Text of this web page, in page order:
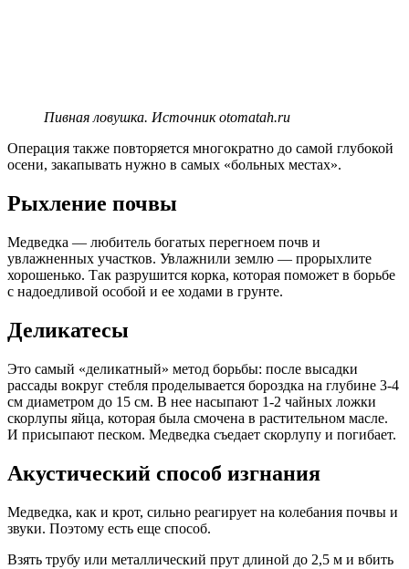
Пивная ловушка. Источник otomatah.ru
Операция также повторяется многократно до самой глубокой
осени, закапывать нужно в самых «больных местах».
Рыхление почвы
Медведка — любитель богатых перегноем почв и
увлажненных участков. Увлажнили землю — прорыхлите
хорошенько. Так разрушится корка, которая поможет в борьбе
с надоедливой особой и ее ходами в грунте.
Деликатесы
Это самый «деликатный» метод борьбы: после высадки
рассады вокруг стебля проделывается бороздка на глубине 3-4
см диаметром до 15 см. В нее насыпают 1-2 чайных ложки
скорлупы яйца, которая была смочена в растительном масле.
И присыпают песком. Медведка съедает скорлупу и погибает.
Акустический способ изгнания
Медведка, как и крот, сильно реагирует на колебания почвы и
звуки. Поэтому есть еще способ.
Взять трубу или металлический прут длиной до 2,5 м и вбить